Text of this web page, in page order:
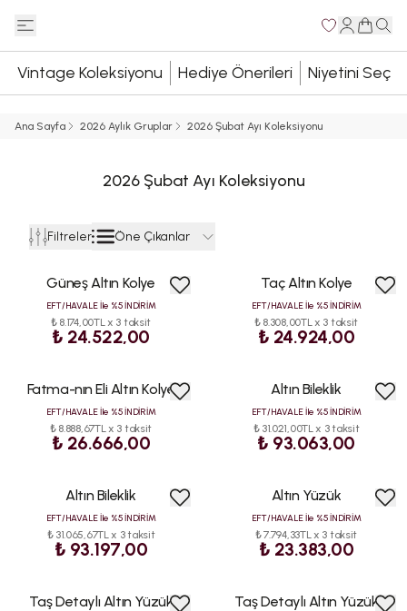
Vintage Koleksiyonu Hediye Önerileri Niyetini Seç
Ana Sayfa 2026 Aylık Gruplar 2026 Şubat Ayı Koleksiyonu
2026 Şubat Ayı Koleksiyonu
Filtreler Öne Çıkanlar
Güneş Altın Kolye
EFT/HAVALE İle %5 İNDİRİM
₺ 8.174,00TL x 3 taksit
₺ 24.522,00
Taç Altın Kolye
EFT/HAVALE İle %5 İNDİRİM
₺ 8.308,00TL x 3 taksit
₺ 24.924,00
Fatma-nın Eli Altın Kolye
EFT/HAVALE İle %5 İNDİRİM
₺ 8.888,67TL x 3 taksit
₺ 26.666,00
Altın Bileklik
EFT/HAVALE İle %5 İNDİRİM
₺ 31.021,00TL x 3 taksit
₺ 93.063,00
Altın Bileklik
EFT/HAVALE İle %5 İNDİRİM
₺ 31.065,67TL x 3 taksit
₺ 93.197,00
Altın Yüzük
EFT/HAVALE İle %5 İNDİRİM
₺ 7.794,33TL x 3 taksit
₺ 23.383,00
Taş Detaylı Altın Yüzük Taş Detaylı Altın Yüzük